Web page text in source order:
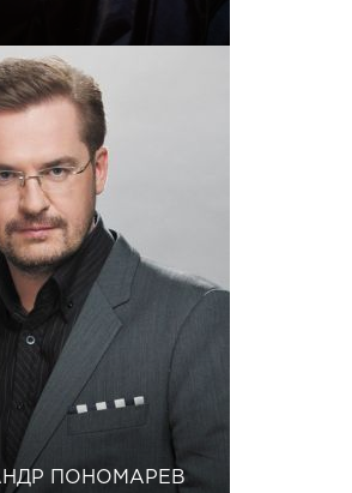
ПОНОМАРЕВ